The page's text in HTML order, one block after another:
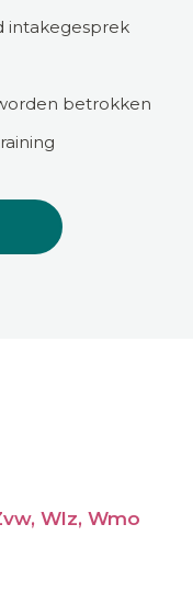
intakegesprek
betrokken
Wlz, Wmo